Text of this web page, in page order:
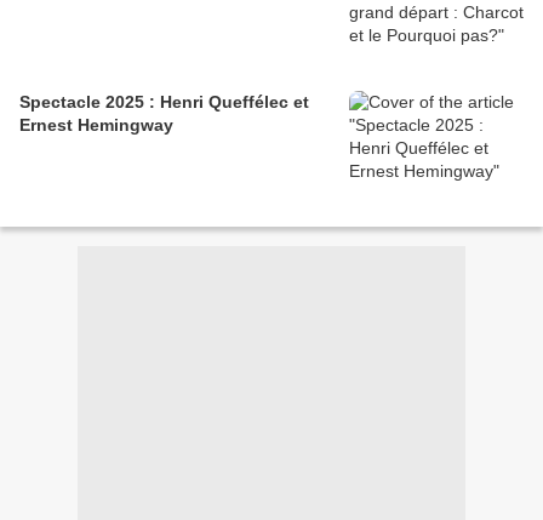
Spectacle 2025 : Henri Queffélec et
Ernest Hemingway